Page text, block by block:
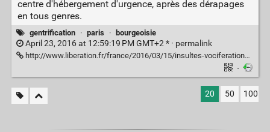
centre d'hébergement d'urgence, après des dérapages
en tous genres.
gentrification · paris · bourgeoisie
April 23, 2016 at 12:59:19 PM GMT+2 * · permalink
http://www.liberation.fr/france/2016/03/15/insultes-vociferations-des-habitants-du-xvie-dechaines-contre-un-centre-pour-sdf_1439624
·
20 50 100